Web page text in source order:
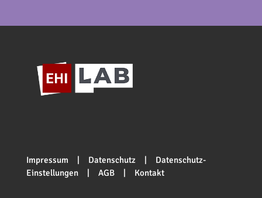
Impressum | Datenschutz | Datenschutz-
Einstellungen| AGB| Kontakt